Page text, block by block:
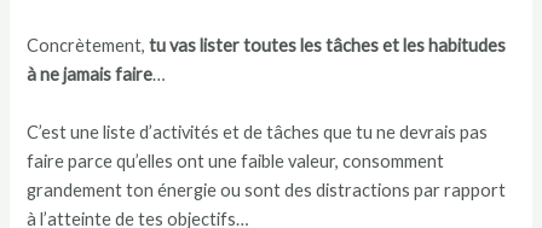
Concrètement,tu vas lister toutes les tâches et les habitudes
à ne jamais faire…
C’est une liste d’activités et de tâches que tu ne devrais pas
faire parce qu’elles ont une faible valeur, consomment
grandement ton énergie ou sont des distractions par rapport
à l’atteinte de tes objectifs…